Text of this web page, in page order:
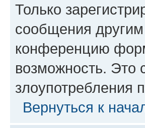
Только
сообщения
конференцию
возможность. Это
злоупотребления
Вернуться к